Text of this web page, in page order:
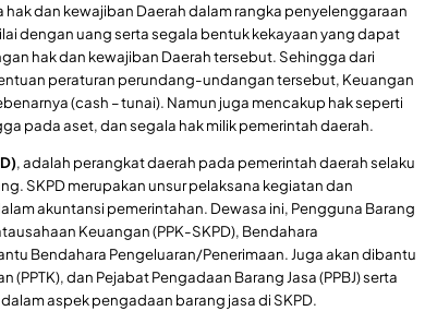
hak dan kewajiban Daerah dalam rangka penyelenggaraan
dengan uang serta segala bentuk kekayaan yang dapat
hak dan kewajiban Daerah tersebut. Sehingga dari
peraturan perundang-undangan tersebut, Keuangan
(cash – tunai). Namun juga mencakup hak seperti
pada aset, dan segala hak milik pemerintah daerah.
, adalah perangkat daerah pada pemerintah daerah selaku
SKPD merupakan unsur pelaksana kegiatan dan
akuntansi pemerintahan. Dewasa ini, Pengguna Barang
Keuangan (PPK-SKPD), Bendahara
Bendahara Pengeluaran/Penerimaan. Juga akan dibantu
(PPTK), dan Pejabat Pengadaan Barang Jasa (PPBJ) serta
aspek pengadaan barang jasa di SKPD.